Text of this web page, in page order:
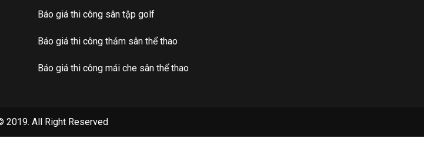
Báo giá thi công sân tập golf
Báo giá thi công thảm sân thể thao
Báo giá thi công mái che sân thể thao
2019. All Right Reserved